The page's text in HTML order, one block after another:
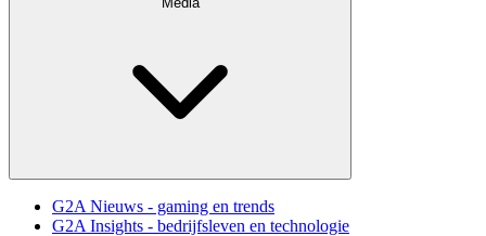
G2A Nieuws - gaming en trends
G2A Insights - bedrijfsleven en technologie